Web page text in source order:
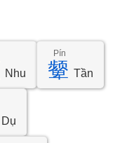
Nhu 颦
Pín
Tần
Dụ